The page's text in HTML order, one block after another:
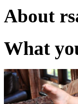
About
What